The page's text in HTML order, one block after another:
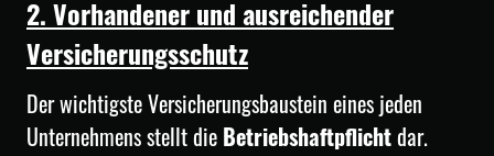
2. Vorhandener und ausreichender
Versicherungsschutz
Der wichtigste Versicherungsbaustein eines jeden
Unternehmens stellt die Betriebshaftpflichtdar.